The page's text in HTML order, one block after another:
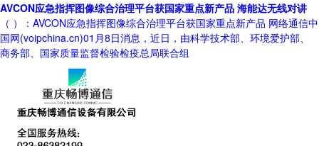
AVCON应急指挥图像综合治理平台获国家重点新产品 海能达无线对讲
（ ）：AVCON应急指挥图像综合治理平台获国家重点新产品 网络通信中
国网(voipchina.cn)01月8日消息，近日，由科学技术部、环境爱护部、
商务部、国家质量监督检验检疫总局联合组